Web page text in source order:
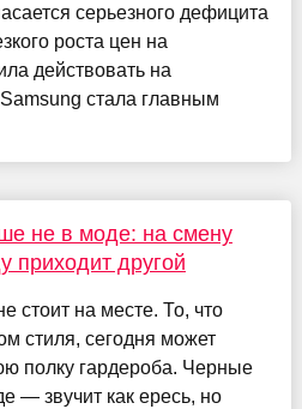
серьезного дефицита
роста цен на
действовать на
стала главным
не в моде: на смену
приходит другой
стоит на месте. То, что
стиля, сегодня может
полку гардероба. Черные
— звучит как ересь, но